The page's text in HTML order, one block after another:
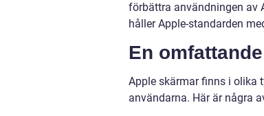
förbättra användningen av
håller Apple-standarden
En
Apple skärmar finns i olika
användarna. Här är några